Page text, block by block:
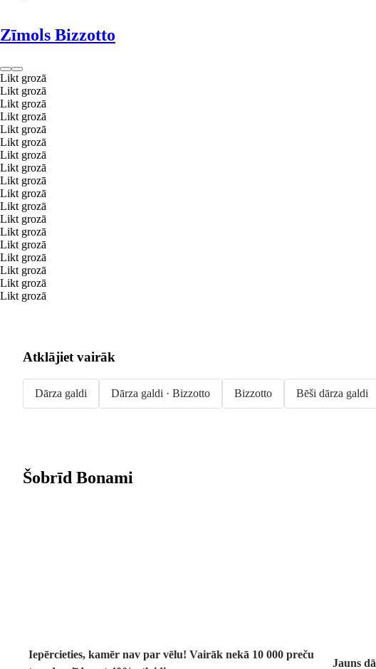
Zīmols Bizzotto
Likt grozā
Likt grozā
Likt grozā
Likt grozā
Likt grozā
Likt grozā
Likt grozā
Likt grozā
Likt grozā
Likt grozā
Likt grozā
Likt grozā
Likt grozā
Likt grozā
Likt grozā
Likt grozā
Likt grozā
Likt grozā
Atklājiet vairāk
Dārza galdi Dārza galdi · Bizzotto Bizzotto Bēši dārza galdi
Šobrīd Bonami
Iepērcieties, kamēr nav par vēlu! Vairāk nekā 10 000 preču
Jauns